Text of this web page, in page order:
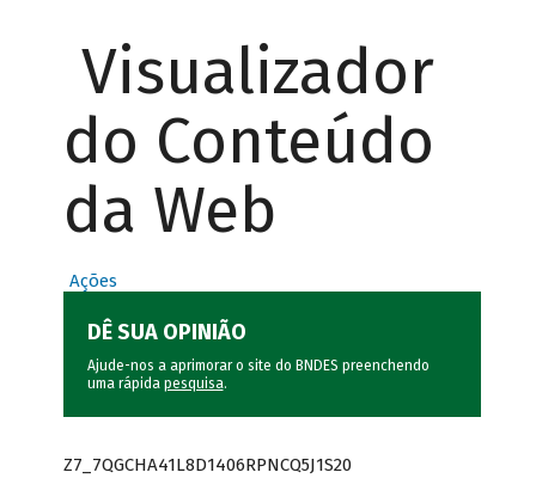
Visualizador
do Conteúdo
da Web
Ações
DÊ SUA OPINIÃO
Ajude-nos a aprimorar o site do BNDES preenchendo
uma rápida pesquisa.
Z7_7QGCHA41L8D1406RPNCQ5J1S20